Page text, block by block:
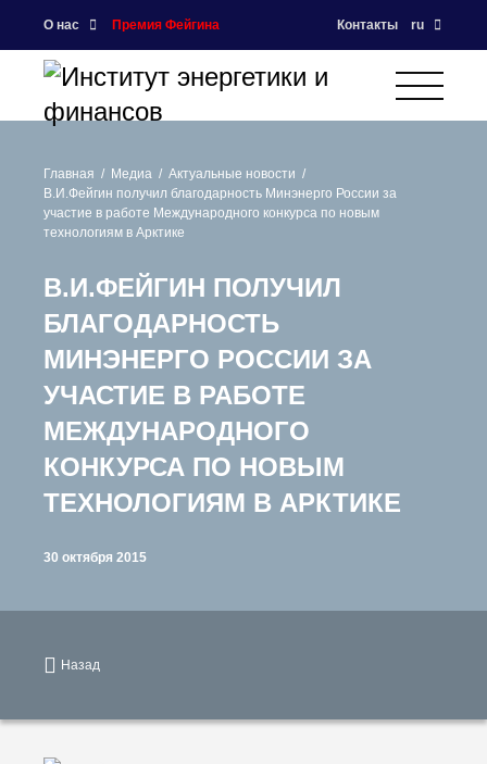
О нас Премия Фейгина Контакты ru
Главная Медиа
Актуальные новости
В.И.Фейгин получил благодарность Минэнерго России за
участие в работе Международного конкурса по новым
технологиям в Арктике
В.И.ФЕЙГИН ПОЛУЧИЛ
БЛАГОДАРНОСТЬ
МИНЭНЕРГО РОССИИ ЗА
УЧАСТИЕ В РАБОТЕ
МЕЖДУНАРОДНОГО
КОНКУРСА ПО НОВЫМ
ТЕХНОЛОГИЯМ В АРКТИКЕ
30 октября 2015
Назад